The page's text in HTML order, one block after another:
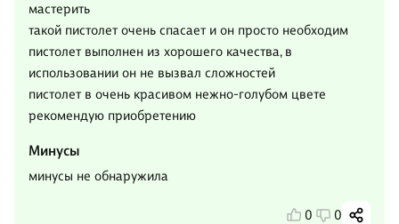
мастерить
такой пистолет очень спасает и он просто необходим
пистолет выполнен из хорошего качества, в
использовании он не вызвал сложностей
пистолет в очень красивом нежно-голубом цвете
рекомендую приобретению
Минусы
минусы не обнаружила
0 0